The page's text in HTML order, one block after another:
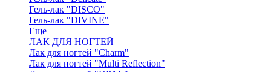
Гель-лак "DISCO"
Гель-лак "DIVINE"
Еще
ЛАК ДЛЯ НОГТЕЙ
Лак для ногтей "Charm"
Лак для ногтей "Multi Reflection"